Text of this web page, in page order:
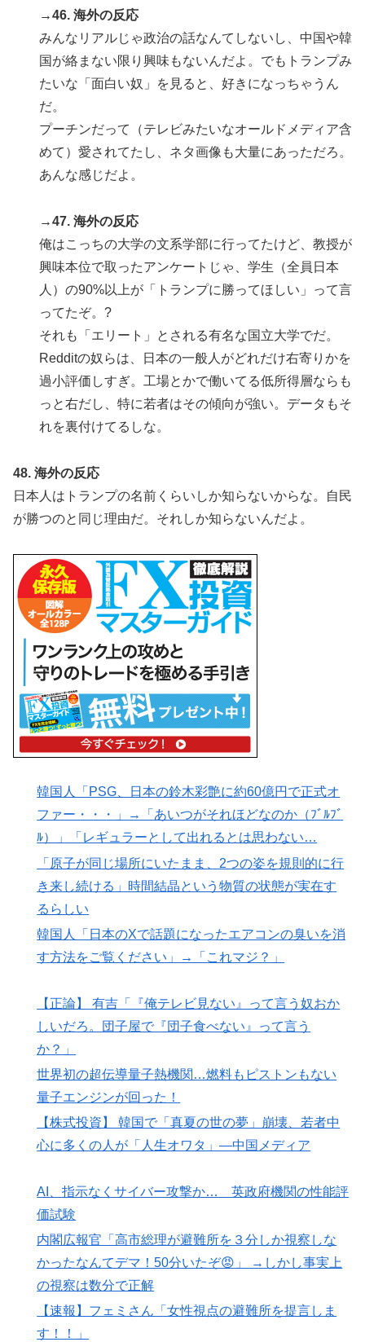
→46. 海外の反応
みんなリアルじゃ政治の話なんてしないし、中国や韓
国が絡まない限り興味もないんだよ。でもトランプみ
たいな「面白い奴」を見ると、好きになっちゃうん
だ。
プーチンだって（テレビみたいなオールドメディア含
めて）愛されてたし、ネタ画像も大量にあっただろ。
あんな感じだよ。
→47. 海外の反応
俺はこっちの大学の文系学部に行ってたけど、教授が
興味本位で取ったアンケートじゃ、学生（全員日本
人）の90%以上が「トランプに勝ってほしい」って言
ってたぞ。?
それも「エリート」とされる有名な国立大学でだ。
Redditの奴らは、日本の一般人がどれだけ右寄りかを
過小評価しすぎ。工場とかで働いてる低所得層ならも
っと右だし、特に若者はその傾向が強い。データもそ
れを裏付けてるしな。
48. 海外の反応
日本人はトランプの名前くらいしか知らないからな。自民
が勝つのと同じ理由だ。それしか知らないんだよ。
韓国人「PSG、日本の鈴木彩艶に約60億円で正式オ
ファー・・・」→「あいつがそれほどなのか（ﾌﾞﾙﾌﾞ
ﾙ）」「レギュラーとして出れるとは思わない…
「原子が同じ場所にいたまま、2つの姿を規則的に行
き来し続ける」時間結晶という物質の状態が実在す
るらしい
韓国人「日本のXで話題になったエアコンの臭いを消
す方法をご覧ください」→「これマジ？」
【正論】 有吉「『俺テレビ見ない』って言う奴おか
しいだろ。団子屋で『団子食べない』って言う
か？」
世界初の超伝導量子熱機関…燃料もピストンもない
量子エンジンが回った！
【株式投資】 韓国で「真夏の世の夢」崩壊、若者中
心に多くの人が「人生オワタ」―中国メディア
AI、指示なくサイバー攻撃か… 英政府機関の性能評
価試験
内閣広報官「高市総理が避難所を３分しか視察しな
かったなんてデマ！50分いたぞ😡」 →しかし事実上
の視察は数分で正解
【速報】フェミさん「女性視点の避難所を提言しま
す！！」